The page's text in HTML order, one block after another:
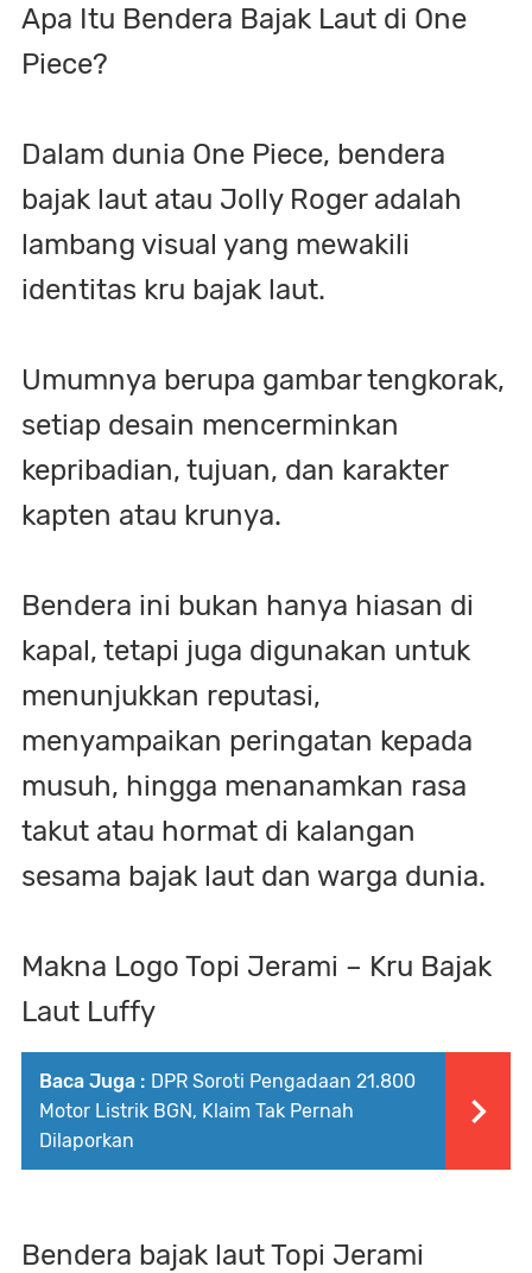
Apa Itu Bendera Bajak Laut di One
Piece?
Dalam dunia One Piece, bendera
bajak laut atau Jolly Roger adalah
lambang visual yang mewakili
identitas kru bajak laut.
Umumnya berupa gambar tengkorak,
setiap desain mencerminkan
kepribadian, tujuan, dan karakter
kapten atau krunya.
Bendera ini bukan hanya hiasan di
kapal, tetapi juga digunakan untuk
menunjukkan reputasi,
menyampaikan peringatan kepada
musuh, hingga menanamkan rasa
takut atau hormat di kalangan
sesama bajak laut dan warga dunia.
Makna Logo Topi Jerami – Kru Bajak
Laut Luffy
Baca Juga : DPR Soroti Pengadaan 21.800
Motor Listrik BGN, Klaim Tak Pernah
Dilaporkan
Bendera bajak laut Topi Jerami